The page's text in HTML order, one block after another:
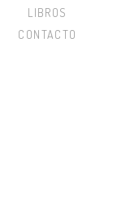
LIBROS
CONTACTO